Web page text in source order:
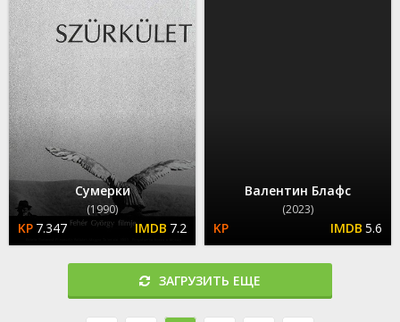
Сумерки
(1990)
7.347 7.2
Валентин Блафс
(2023)
5.6
ЗАГРУЗИТЬ ЕЩЕ